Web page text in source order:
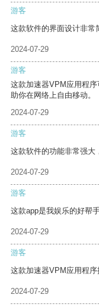
游客
这款软件的界面设计非常
2024-07-29
游客
这款加速器VPM应用程
助你在网络上自由移动。
2024-07-29
游客
这款软件的功能非常强大
2024-07-29
游客
这款app是我娱乐的好帮
2024-07-29
游客
这款加速器VPM应用程序
2024-07-29